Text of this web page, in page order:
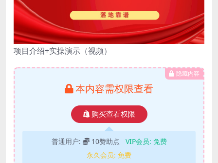
项目介绍+实操演示（视频）
隐藏内容
本内容需权限查看
购买查看权限
普通用户: 10赞助点 VIP会员: 免费
永久会员: 免费